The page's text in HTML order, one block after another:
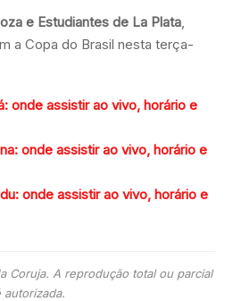
e Estudiantes de La Plata,
a Copa do Brasil nesta terça-
onde assistir ao vivo, horário e
onde assistir ao vivo, horário e
onde assistir ao vivo, horário e
Coruja. A reprodução total ou parcial